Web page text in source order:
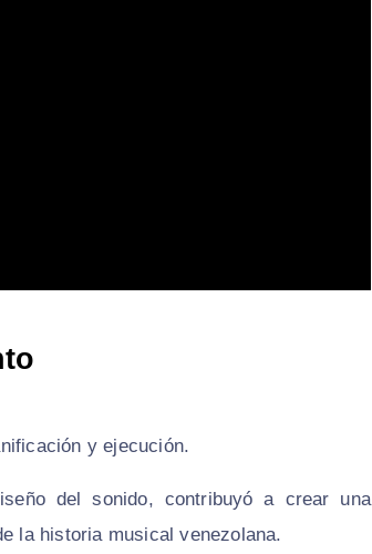
y ejecución.
del sonido, contribuyó a crear una
la historia musical venezolana.